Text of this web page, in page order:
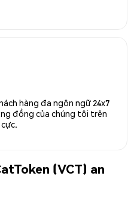
hàng đa ngôn ngữ 24x7
đồng của chúng tôi trên
(VCT) an